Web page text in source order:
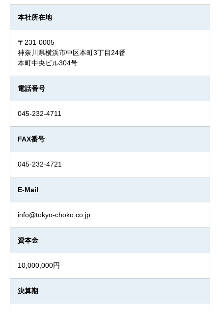
本社所在地
〒231-0005
神奈川県横浜市中区本町3丁目24番
本町中央ビル304号
電話番号
045-232-4711
FAX番号
045-232-4721
E-Mail
info@tokyo-choko.co.jp
資本金
10,000,000円
決算期